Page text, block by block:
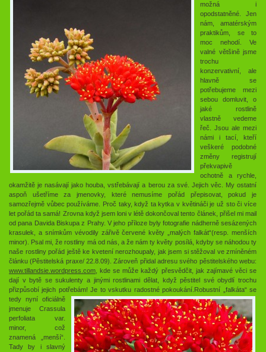
možná i
opodstatněné. Jen
nám, amatérským
praktikům, se to
moc nehodí. Ve
valné většině jsme
trochu
konzervativní, ale
hlavně se
potřebujeme mezi
sebou domluvit, o
jaké rostlině
vlastně vedeme
řeč. Jsou ale mezi
námi i tací, kteří
veškeré podobné
změny registrují
překvapivě
ochotně a rychle,
okamžitě je nasávají jako houba, vstřebávají a berou za své. Jejich věc. My ostatní
aspoň ušetříme za jmenovky, které nemusíme pořád přepisovat, pokud je
samozřejmě vůbec používáme. Proč taky, když ta kytka v květináči je už sto či více
let pořád ta samá! Zrovna když jsem loni v létě dokončoval tento článek, přišel mi mail
od pana Davida Biskupa z Prahy. V jeho příloze byly fotografie nádherně sesázených
krasulek, a snímkům vévodily zářivě červené květy „malých falkát“(resp. menších
minor). Psal mi, že rostliny má od nás, a že nám ty květy posílá, kdyby se náhodou ty
naše rostliny pořád ještě ke kvetení nerozhoupaly, jak jsem si stěžoval ve zmíněném
článku (Pěstitelská praxe/ 22.8.09). Zároveň přidal adresu svého pěstitelského webu:
www.tillandsie.wordpress.com , kde se může každý přesvědčit, jak zajímavé věci se
dají v bytě se sukulenty a jinými rostlinami dělat, když pěstitel své obydlí trochu
přizpůsobí jejich potřebám! Je to vskutku radostné pokoukání. Robustní „falkáta“ se
tedy nyní oficiálně
jmenuje Crassula
perfoliata var.
minor, což
znamená „menší“.
Tady by i slavný